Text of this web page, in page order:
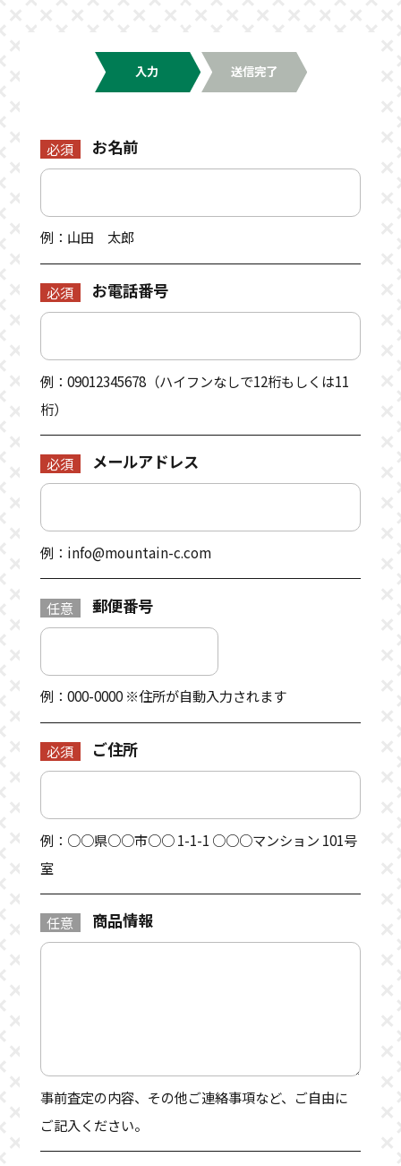
入力 送信完了
必須 お名前
例：山田 太郎
必須 お電話番号
例：09012345678（ハイフンなしで12桁もしくは11
桁）
必須 メールアドレス
例：info@mountain-c.com
任意 郵便番号
例：000-0000 ※住所が自動入力されます
必須 ご住所
例：○○県○○市○○ 1-1-1 ○○○マンション 101号
室
任意 商品情報
事前査定の内容、その他ご連絡事項など、ご自由に
ご記入ください。